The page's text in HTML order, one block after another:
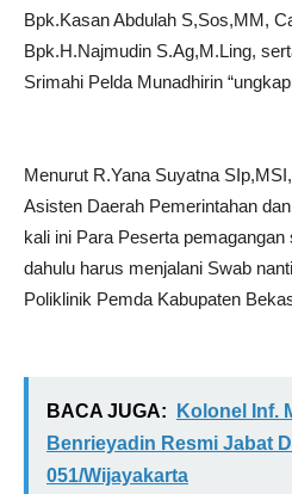
Bpk.Kasan Abdulah S,Sos,MM,
Bpk.H.Najmudin S.Ag,M.Ling,
Srimahi Pelda Munadhirin
Menurut R.Yana Suyatna SIp,MSI,
Asisten Daerah Pemerintahan
kali ini Para Peserta
dahulu harus menjalani Swab
Poliklinik Pemda Kabupaten
BACA JUGA:
Kolonel Inf.
Benrieyadin Resmi Jabat
051/Wijayakarta